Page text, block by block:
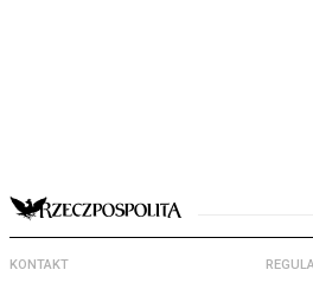
KONTAKT